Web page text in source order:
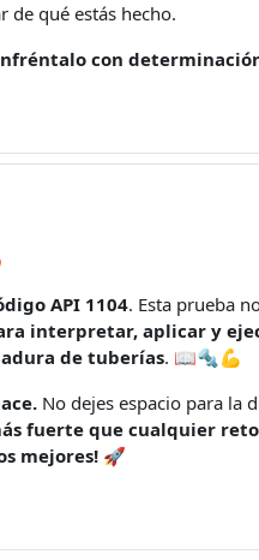
qué estás hecho.
con
API 1104. Esta prueba
interpretar, aplicar y
de tuberías. 📖🔩💪
No dejes espacio para la
fuerte que cualquier
mejores! 🚀